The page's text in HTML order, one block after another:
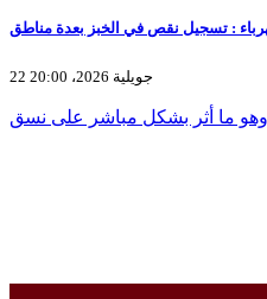
22 جويلية 2026، 20:00